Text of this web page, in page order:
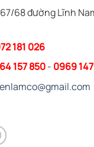
68 đường Lĩnh
181 026
157 850- 0969